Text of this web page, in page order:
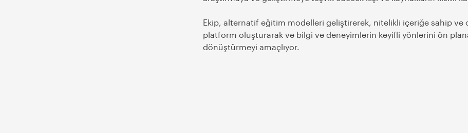
Ekip, alternatif eğitim modelleri geliştirerek, nitelikli içeriğe sahip ve
platform oluşturarak ve bilgi ve deneyimlerin keyifli yönlerini ön plana
dönüştürmeyi amaçlıyor.